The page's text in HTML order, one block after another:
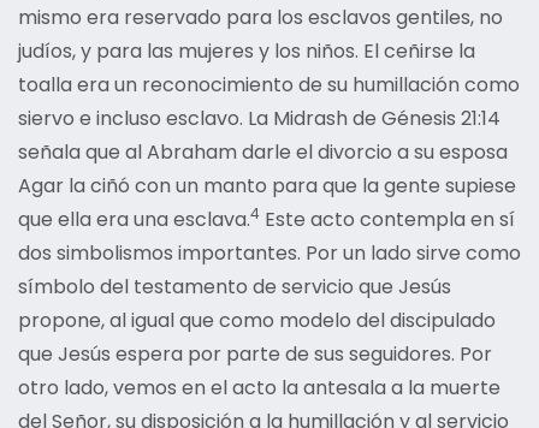
mismo era reservado para los esclavos gentiles, no
judíos, y para las mujeres y los niños. El ceñirse la
toalla era un reconocimiento de su humillación como
siervo e incluso esclavo. La Midrash de Génesis 21:14
señala que al Abraham darle el divorcio a su esposa
Agar la ciñó con un manto para que la gente supiese
que ella era una esclava.4 Este acto contempla en sí
dos simbolismos importantes. Por un lado sirve como
símbolo del testamento de servicio que Jesús
propone, al igual que como modelo del discipulado
que Jesús espera por parte de sus seguidores. Por
otro lado, vemos en el acto la antesala a la muerte
del Señor, su disposición a la humillación y al servicio